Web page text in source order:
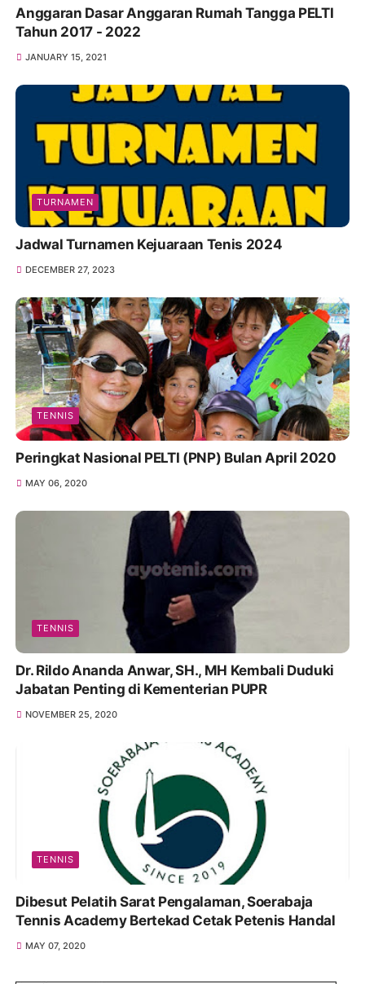
Anggaran Dasar Anggaran Rumah Tangga PELTI
Tahun 2017 - 2022
JANUARY 15, 2021
TURNAMEN
Jadwal Turnamen Kejuaraan Tenis 2024
DECEMBER 27, 2023
TENNIS
Peringkat Nasional PELTI (PNP) Bulan April 2020
MAY 06, 2020
TENNIS
Dr. Rildo Ananda Anwar, SH., MH Kembali Duduki
Jabatan Penting di Kementerian PUPR
NOVEMBER 25, 2020
TENNIS
Dibesut Pelatih Sarat Pengalaman, Soerabaja
Tennis Academy Bertekad Cetak Petenis Handal
MAY 07, 2020